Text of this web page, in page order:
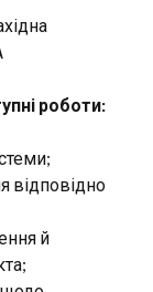
роботи:
відповідно
й